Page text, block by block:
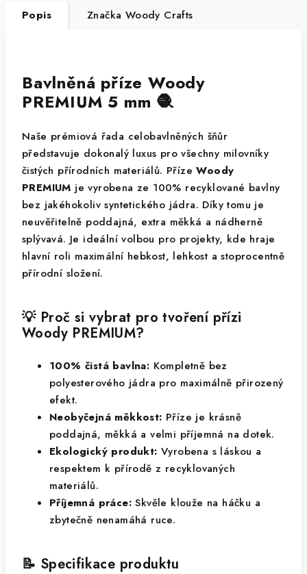
Popis Značka Woody Crafts
Bavlněná příze Woody
PREMIUM 5 mm 🧶
Naše prémiová řada celobavlněných šňůr
představuje dokonalý luxus pro všechny milovníky
čistých přírodních materiálů. PřízeWoody
PREMIUM je vyrobena ze 100% recyklované bavlny
bez jakéhokoliv syntetického jádra. Díky tomu je
neuvěřitelně poddajná, extra měkká a nádherně
splývavá. Je ideální volbou pro projekty, kde hraje
hlavní roli maximální hebkost, lehkost a stoprocentně
přírodní složení.
💡 Proč si vybrat pro tvoření přízi
Woody PREMIUM?
100% čistá bavlna: Kompletně bez
polyesterového jádra pro maximálně přirozený
efekt.
Neobyčejná měkkost: Příze je krásně
poddajná, měkká a velmi příjemná na dotek.
Ekologický produkt: Vyrobena s láskou a
respektem k přírodě z recyklovaných
materiálů.
Příjemná práce: Skvěle klouže na háčku a
zbytečně nenamáhá ruce.
📝 Specifikace produktu